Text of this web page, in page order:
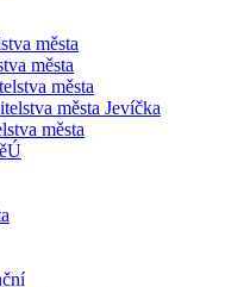
města
města
města
města Jevíčka
města